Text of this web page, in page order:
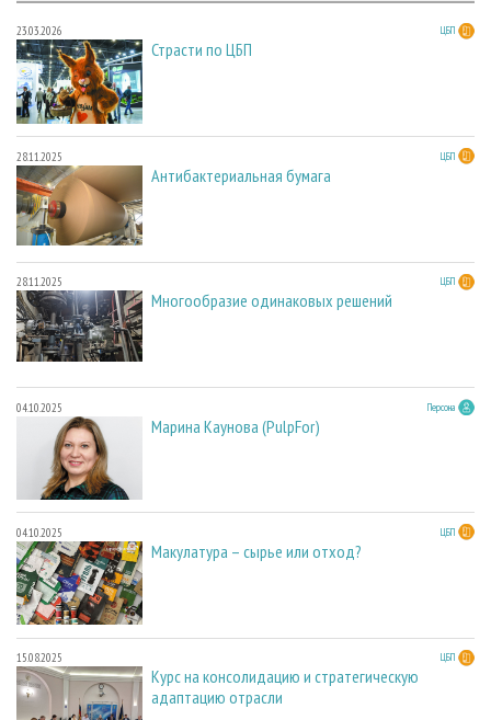
23.03.2026 ЦБП
Страсти по ЦБП
28.11.2025 ЦБП
Антибактериальная бумага
28.11.2025 ЦБП
Многообразие одинаковых решений
04.10.2025 Персона
Марина Каунова (PulpFor)
04.10.2025 ЦБП
Макулатура – сырье или отход?
15.08.2025 ЦБП
Курс на консолидацию и стратегическую
адаптацию отрасли